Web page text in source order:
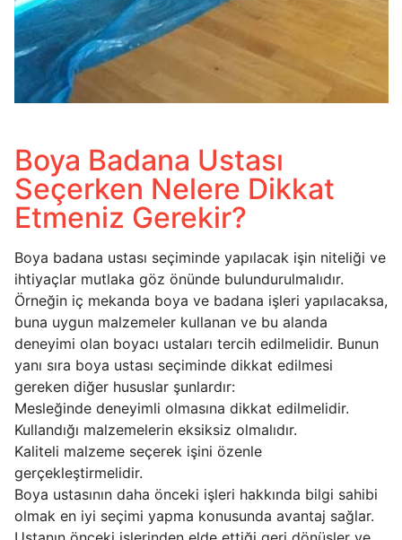
Boya Badana Ustası
Seçerken Nelere Dikkat
Etmeniz Gerekir?
Boya badana ustası seçiminde yapılacak işin niteliği ve
ihtiyaçlar mutlaka göz önünde bulundurulmalıdır.
Örneğin iç mekanda boya ve badana işleri yapılacaksa,
buna uygun malzemeler kullanan ve bu alanda
deneyimi olan boyacı ustaları tercih edilmelidir. Bunun
yanı sıra boya ustası seçiminde dikkat edilmesi
gereken diğer hususlar şunlardır:
Mesleğinde deneyimli olmasına dikkat edilmelidir.
Kullandığı malzemelerin eksiksiz olmalıdır.
Kaliteli malzeme seçerek işini özenle
gerçekleştirmelidir.
Boya ustasının daha önceki işleri hakkında bilgi sahibi
olmak en iyi seçimi yapma konusunda avantaj sağlar.